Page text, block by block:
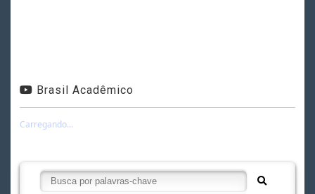
Brasil Acadêmico
Carregando...